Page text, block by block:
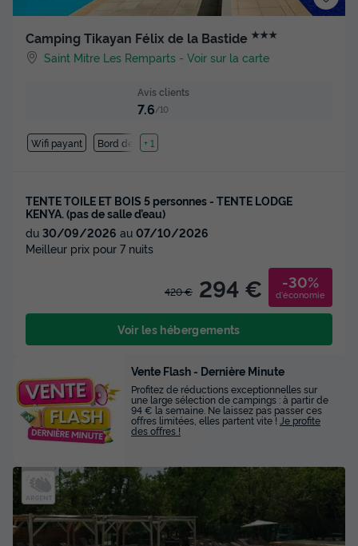
Camping Tikayan Félix de la Bastide ★★★
Saint Mitre Les Remparts -Voir sur la carte
Avis clients
7.6/10
Wifi payant Bord de mer
+ 1
TENTE TOILE ET BOIS 5 personnes - TENTE LODGE
KENYA. (pas de salle d’eau)
du 30/09/2026 au 07/10/2026
Meilleur prix pour 7 nuits
420 € 294 € -30%
d'économie
Voir les hébergements
Vente Flash - Dernière Minute
Profitez de réductions exceptionnelles sur
une large sélection de campings : à partir de
94 € la semaine. Ne laissez pas passer ces
offres limitées, elles partent vite ! Je profite
des offres !